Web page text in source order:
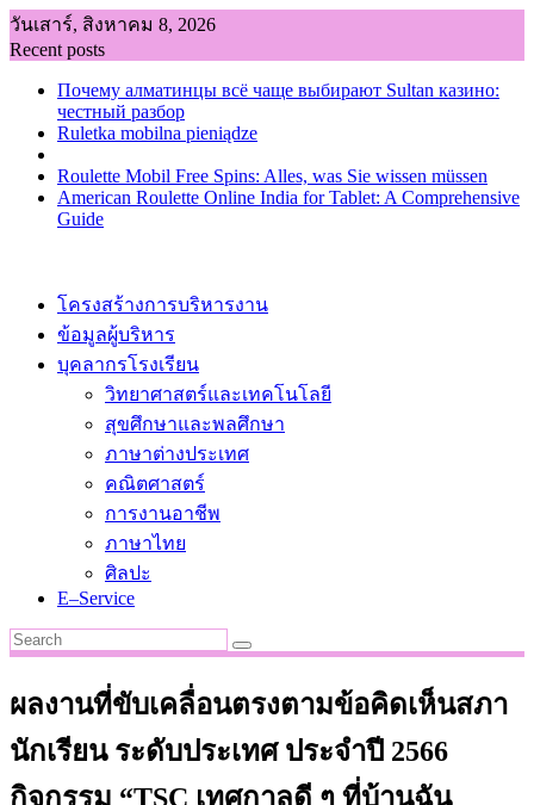
Skip
to
content
วันเสาร์, สิงหาคม 8, 2026
Recent posts
Почему алматинцы всё чаще выбирают Sultan казино:
честный разбор
Ruletka mobilna pieniądze
Roulette Mobil Free Spins: Alles, was Sie wissen müssen
American Roulette Online India for Tablet: A Comprehensive
Guide
โครงสร้างการบริหารงาน
ข้อมูลผู้บริหาร
บุคลากรโรงเรียน
วิทยาศาสตร์และเทคโนโลยี
สุขศึกษาและพลศึกษา
ภาษาต่างประเทศ
คณิตศาสตร์
การงานอาชีพ
ภาษาไทย
ศิลปะ
E–Service
ผลงานที่ขับเคลื่อนตรงตามข้อคิดเห็นสภา
นักเรียน ระดับประเทศ ประจำปี 2566
กิจกรรม “TSC เทศกาลดี ๆ ที่บ้านฉัน